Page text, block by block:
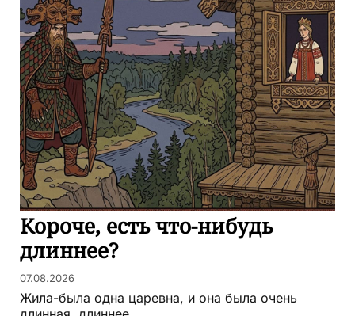
Короче, есть что-нибудь
длиннее?
07.08.2026
Жила-была одна царевна, и она была очень